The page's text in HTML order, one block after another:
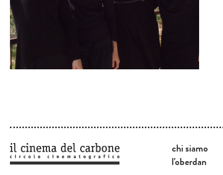
chi siamo
l'oberdan